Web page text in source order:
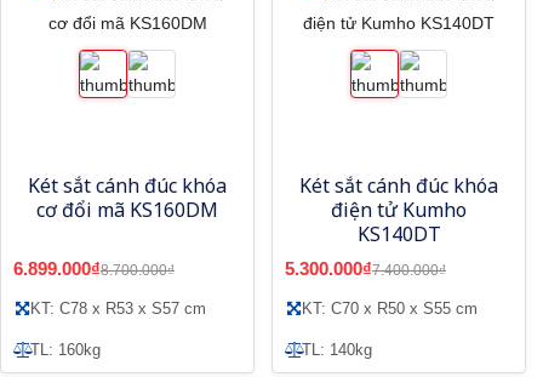
Két sắt cánh đúc khóa
cơ đổi mã KS160DM
6.899.000₫8.700.000₫
KT: C78 x R53 x S57 cm
TL: 160kg
Két sắt cánh đúc khóa
điện tử Kumho
KS140DT
5.300.000₫7.400.000₫
KT: C70 x R50 x S55 cm
TL: 140kg